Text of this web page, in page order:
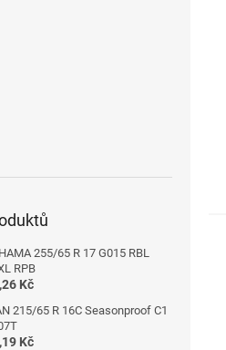
255/65 R 17 G015 RBL
RPB
Kč
215/65 R 16C Seasonproof C1
Kč